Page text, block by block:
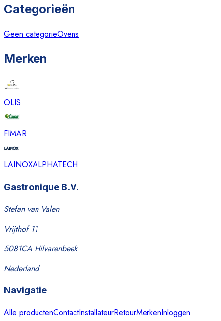
Categorieën
Geen categorieOvens
Merken
OLIS
FIMAR
LAINOXALPHATECH
Gastronique B.V.
Stefan van Valen
Vrijthof 11
5081CA Hilvarenbeek
Nederland
Navigatie
Alle productenContactInstallateurRetourMerkenInloggen